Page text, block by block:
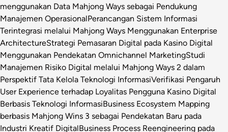
menggunakan Data Mahjong Ways sebagai Pendukung
Manajemen OperasionalPerancangan Sistem Informasi
Terintegrasi melalui Mahjong Ways Menggunakan Enterprise
ArchitectureStrategi Pemasaran Digital pada Kasino Digital
Menggunakan Pendekatan Omnichannel MarketingStudi
Manajemen Risiko Digital melalui Mahjong Ways 2 dalam
Perspektif Tata Kelola Teknologi InformasiVerifikasi Pengaruh
User Experience terhadap Loyalitas Pengguna Kasino Digital
Berbasis Teknologi InformasiBusiness Ecosystem Mapping
berbasis Mahjong Wins 3 sebagai Pendekatan Baru pada
Industri Kreatif DigitalBusiness Process Reengineering pada